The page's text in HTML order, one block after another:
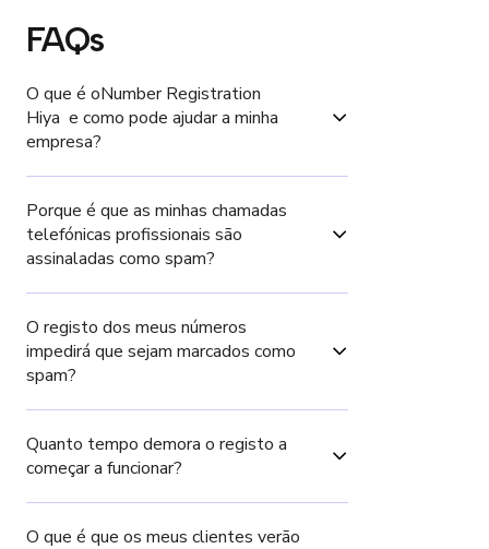
FAQs
O que é oNumber Registration
Hiya  e como pode ajudar a minha
empresa?
Porque é que as minhas chamadas
telefónicas profissionais são
assinaladas como spam?
O registo dos meus números
impedirá que sejam marcados como
spam?
Quanto tempo demora o registo a
começar a funcionar?
O que é que os meus clientes verão